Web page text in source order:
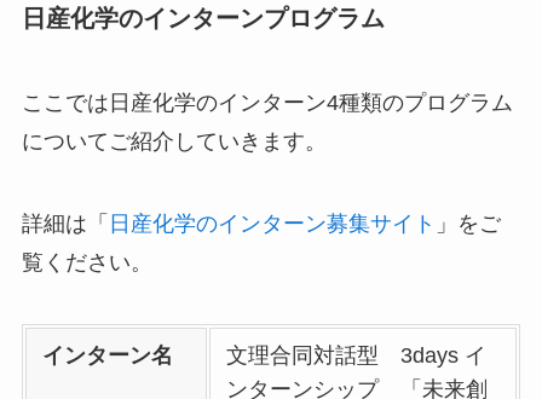
日産化学のインターンプログラム
ここでは日産化学のインターン4種類のプログラム
についてご紹介していきます。
詳細は「 日産化学のインターン募集サイト 」をご
覧ください。
インターン名
文理合同対話型 3days イ
ンターンシップ 「未来創